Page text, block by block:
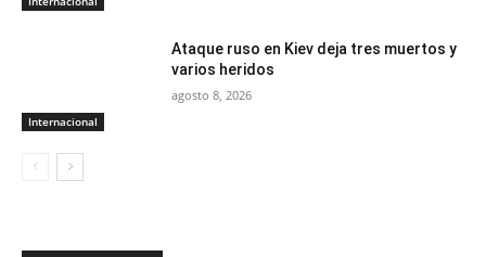
Internacional
Ataque ruso en Kiev deja tres muertos y
varios heridos
agosto 8, 2026